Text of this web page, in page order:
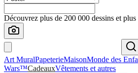
Découvrez plus de 200 000 dessins et
Art MuralPapeterieMaisonMonde des
Wars™CadeauxVêtements et autres